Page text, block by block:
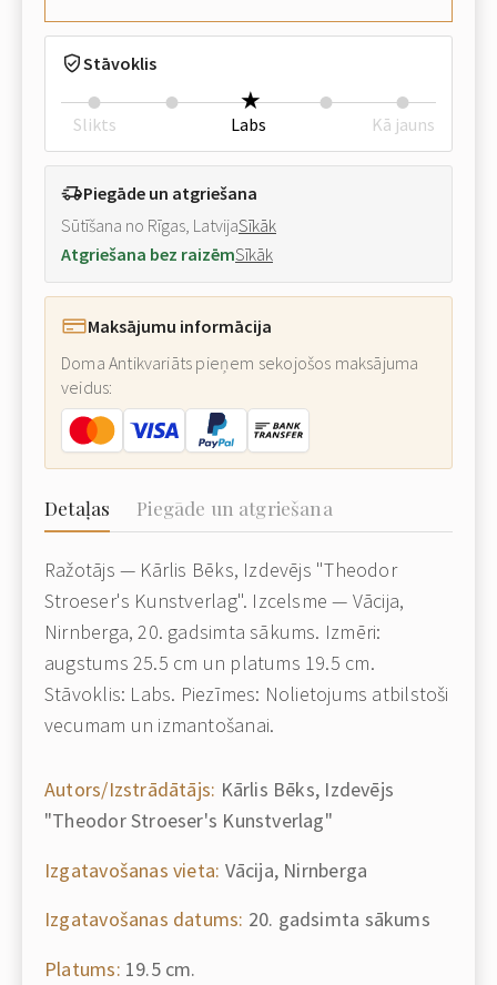
Stāvoklis
Slikts Labs Kā jauns
Piegāde un atgriešana
Sūtīšana no Rīgas, LatvijaSīkāk
Atgriešana bez raizēmSīkāk
Maksājumu informācija
Doma Antikvariāts pieņem sekojošos maksājuma
veidus:
Detaļas Piegāde un atgriešana
Ražotājs — Kārlis Bēks, Izdevējs "Theodor
Stroeser's Kunstverlag". Izcelsme — Vācija,
Nirnberga, 20. gadsimta sākums. Izmēri:
augstums 25.5 cm un platums 19.5 cm.
Stāvoklis: Labs. Piezīmes: Nolietojums atbilstoši
vecumam un izmantošanai.
Autors/Izstrādātājs: Kārlis Bēks, Izdevējs
"Theodor Stroeser's Kunstverlag"
Izgatavošanas vieta: Vācija, Nirnberga
Izgatavošanas datums: 20. gadsimta sākums
Platums: 19.5 cm.